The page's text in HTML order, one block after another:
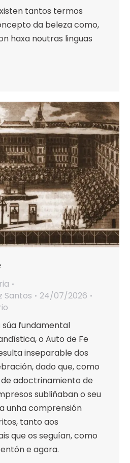
tantos termos
da beleza como,
haxa noutras linguas
Santos
24/07/2026
fundamental
o Auto de Fe
inseparable dos
dado que, como
adoctrinamiento de
subliñaban o seu
unha comprensión
tanto aos
que os seguían, como
e agora.